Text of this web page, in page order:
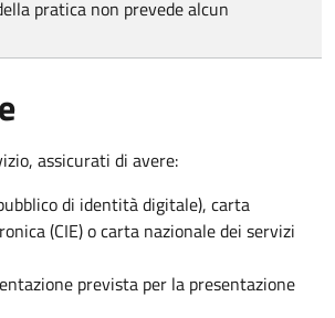
pratica non prevede alcun
assicurati di avere:
di identità digitale), carta
(CIE) o carta nazionale dei servizi
prevista per la presentazione